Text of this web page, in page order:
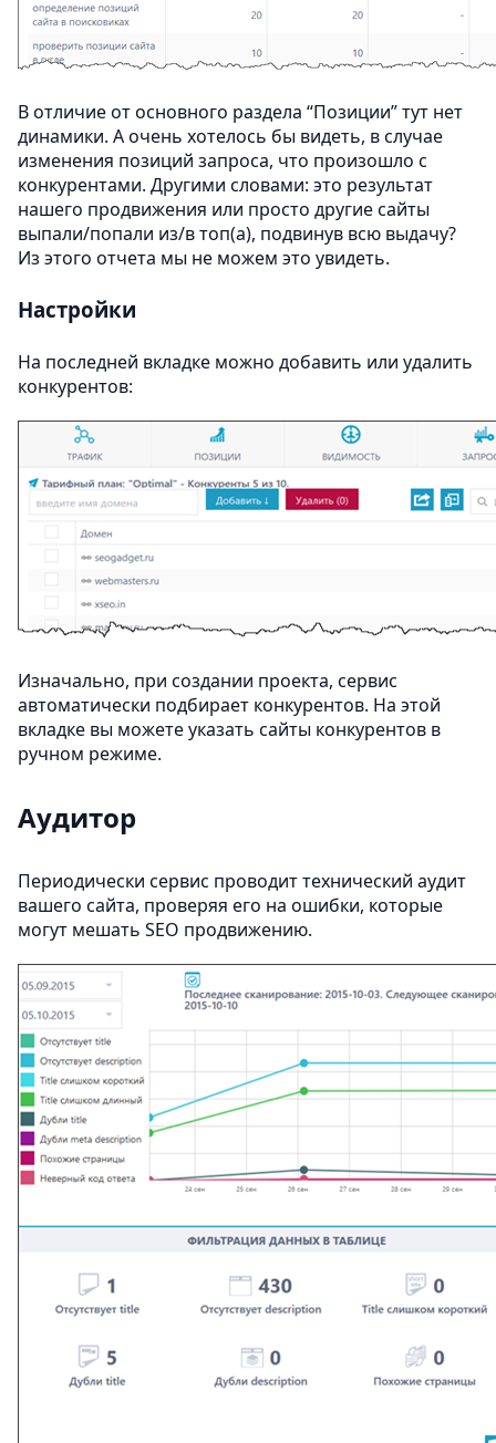
В отличие от основного раздела “Позиции” тут нет
динамики. А очень хотелось бы видеть, в случае
изменения позиций запроса, что произошло с
конкурентами. Другими словами: это результат
нашего продвижения или просто другие сайты
выпали/попали из/в топ(а), подвинув всю выдачу?
Из этого отчета мы не можем это увидеть.
Настройки
На последней вкладке можно добавить или удалить
конкурентов:
Изначально, при создании проекта, сервис
автоматически подбирает конкурентов. На этой
вкладке вы можете указать сайты конкурентов в
ручном режиме.
Аудитор
Периодически сервис проводит технический аудит
вашего сайта, проверяя его на ошибки, которые
могут мешать SEO продвижению.